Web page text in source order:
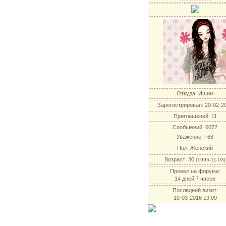
Откуда: Ишим
Зарегистрирован: 20-02-
Приглашений: 11
Сообщений: 6072
Уважение: +68
Пол: Женский
Возраст: 30 [1995-11-03]
Провел на форуме:
14 дней 7 часов
Последний визит:
10-03-2016 19:09